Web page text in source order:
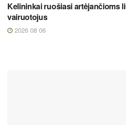
Kelininkai ruošiasi artėjančioms
vairuotojus
2026 08 06